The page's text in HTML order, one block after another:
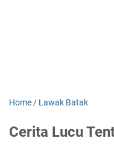
Home / Lawak Batak
Cerita Lucu